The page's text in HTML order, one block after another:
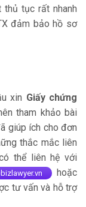
thủ tục rất nhanh
đảm bảo hồ sơ
xin Giấy chứng
tham khảo bài
giúp ích cho đơn
thắc mắc liên
thể liên hệ với
hoặc
tư vấn và hỗ trợ